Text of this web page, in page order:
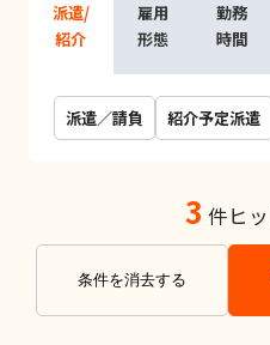
派遣/
紹介
雇用
形態
勤務
時間
派遣／請負 紹介予定派遣
3 件ヒ
条件を消去する